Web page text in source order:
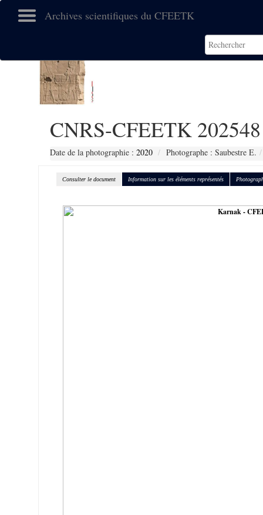
Archives scientifiques du CFEETK
CNRS-CFEETK 202548
Date de la photographie : 2020 Photographe : Saubestre E.
Consulter le document Information sur les éléments représentés